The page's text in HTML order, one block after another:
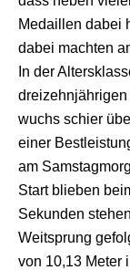
Medaillen dabei
dabei machten
In der
wuchs schier
einer
am
Start blieben
Sekunden
Weitsprung
von 10,13 Meter